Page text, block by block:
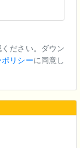
ください。ダウン
リシーに同意し